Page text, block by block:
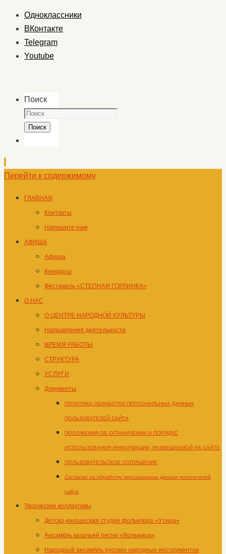
Одноклассники
ВКонтакте
Telegram
Youtube
Поиск
Поиск
Перейти к содержимому
ГЛАВНАЯ
Контакты
Напишите нам
АФИША
Афиша
Конкурсы
Фестиваль «СТЕПНАЯ ГОРЛИНКА»
О НАС
О ЦЕНТРЕ НАРОДНОЙ КУЛЬТУРЫ
Направления деятельности
ВРЕМЯ РАБОТЫ
СТРУКТУРА
УСЛУГИ
Документы
ПОЛИТИКА ОБРАБОТКИ ПЕРСОНАЛЬНЫХ ДАННЫХ
ПОЛЬЗОВАТЕЛЕЙ САЙТА
ПОЛОЖЕНИЯ ОБ ОГРАНИЧЕНИИ И ПОРЯДКЕ
ИСПОЛЬЗОВАНИЯ ИНФОРМАЦИИ, РАЗМЕЩАЕМОЙ НА САЙТЕ
ПОЛЬЗОВАТЕЛЬСКОЕ СОГЛАШЕНИЕ
Согласие на обработку персональных данных посетителей
сайта
Творческие коллективы
Детско-юношеская студия фольклора «Утица»
Ансамбль казачьей песни «Вольница»
Народный ансамбль русских народных инструментов